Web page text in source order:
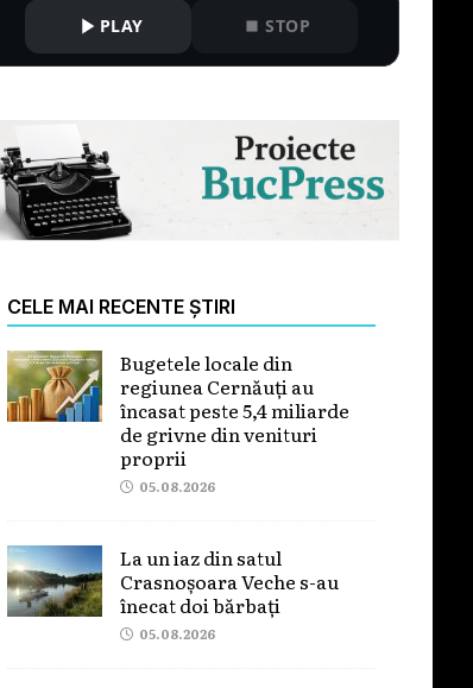
PLAY STOP
CELE MAI RECENTE ȘTIRI
Bugetele locale din
regiunea Cernăuți au
încasat peste 5,4 miliarde
de grivne din venituri
proprii
05.08.2026
La un iaz din satul
Crasnoșoara Veche s-au
înecat doi bărbați
05.08.2026